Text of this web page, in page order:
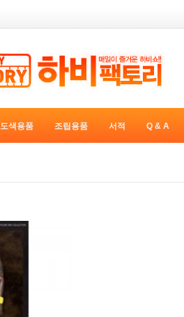
도색용품 조립용품 서적 Q & A